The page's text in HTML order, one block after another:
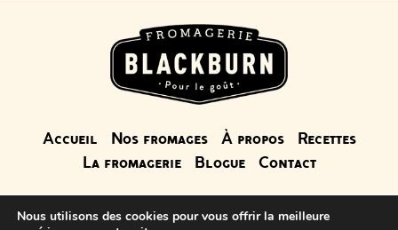
Accueil Nos fromages À propos
Recettes
La fromagerie
Blogue Contact
Nous utilisons des cookies pour vous offrir la meilleure